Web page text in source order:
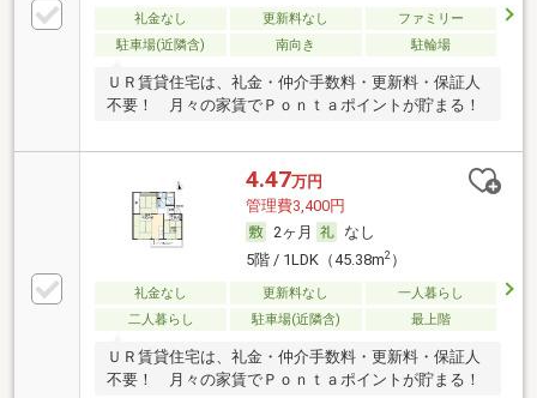
礼金なし 更新料なし
ファミリー
駐車場(近隣含)
南向き 駐輪場
ＵＲ賃貸住宅は、礼金・仲介手数料・更新料・保証人
不要！ 月々の家賃でＰｏｎｔａポイントが貯まる！
4.47万円
管理費3,400円
2ヶ月
なし
5階 / 1LDK（45.38m2）
礼金なし 更新料なし
一人暮らし
二人暮らし
駐車場(近隣含) 最上階
ＵＲ賃貸住宅は、礼金・仲介手数料・更新料・保証人
不要！ 月々の家賃でＰｏｎｔａポイントが貯まる！